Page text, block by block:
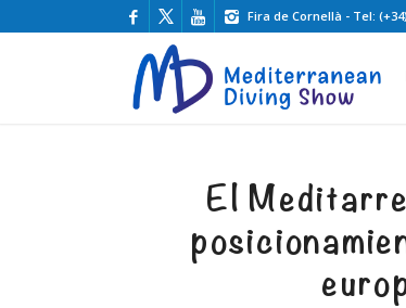
Fira de Cornellà - Tel:
El